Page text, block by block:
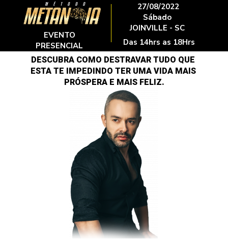
EVENTO
PRESENCIAL
27/08/2022
Sábado
JOINVILLE - SC
Das 14hrs as 18Hrs
DESCUBRA COMO DESTRAVAR TUDO QUE
ESTA TE IMPEDINDO TER UMA VIDA MAIS
PRÓSPERA E MAIS FELIZ.